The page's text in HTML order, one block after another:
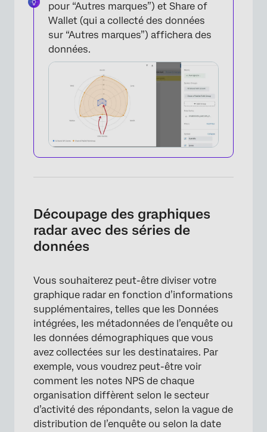
pour “Autres marques”) et Share of
Wallet (qui a collecté des données
sur “Autres marques”) affichera des
données.
Découpage des graphiques
radar avec des séries de
données
Vous souhaiterez peut-être diviser votre
graphique radar en fonction d’informations
supplémentaires, telles que les Données
intégrées, les métadonnées de l’enquête ou
les données démographiques que vous
avez collectées sur les destinataires. Par
exemple, vous voudrez peut-être voir
comment les notes NPS de chaque
organisation diffèrent selon le secteur
d’activité des répondants, selon la vague de
distribution de l’enquête ou selon la date